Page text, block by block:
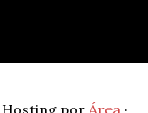
Hosting por Área ·